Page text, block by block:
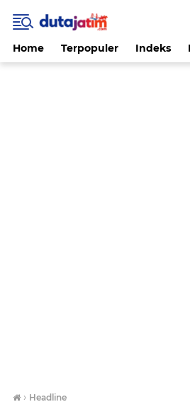
Home Terpopuler Indeks
› Headline